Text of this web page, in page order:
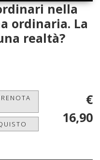
nella
ordinaria. La
realtà?
€
16,90